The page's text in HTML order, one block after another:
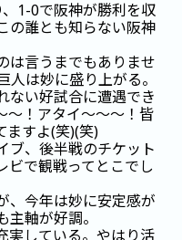
1-0で阪神が勝利を収
の誰とも知らない阪神
は言うまでもありませ
人は妙に盛り上がる。
ない好試合に遭遇でき
～！アタイ～～～！皆
ますよ(笑)(笑)
ブ、後半戦のチケット
ビで観戦ってとこでし
、今年は妙に安定感が
軸が好調。
実している。やはり活